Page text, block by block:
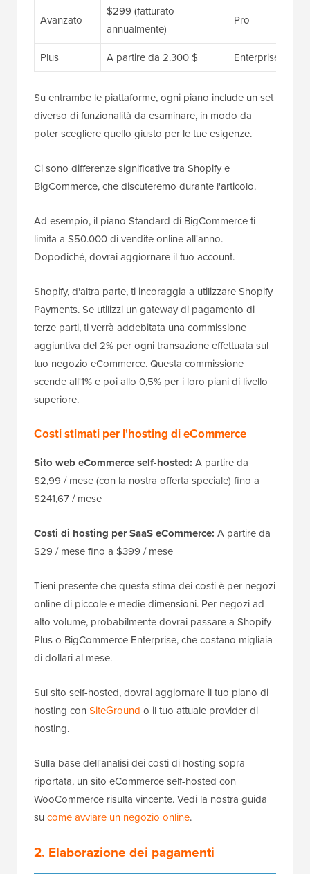
Avanzato
$299 (fatturato
annualmente)
Pro
Plus A partire da 2.300 $ Enterprise
Su entrambe le piattaforme, ogni piano include un set
diverso di funzionalità da esaminare, in modo da
poter scegliere quello giusto per le tue esigenze.
Ci sono differenze significative tra Shopify e
BigCommerce, che discuteremo durante l'articolo.
Ad esempio, il piano Standard di BigCommerce ti
limita a $50.000 di vendite online all'anno.
Dopodiché, dovrai aggiornare il tuo account.
Shopify, d'altra parte, ti incoraggia a utilizzare Shopify
Payments. Se utilizzi un gateway di pagamento di
terze parti, ti verrà addebitata una commissione
aggiuntiva del 2% per ogni transazione effettuata sul
tuo negozio eCommerce. Questa commissione
scende all'1% e poi allo 0,5% per i loro piani di livello
superiore.
Costi stimati per l'hosting di eCommerce
Sito web eCommerce self-hosted: A partire da
$2,99 / mese (con la nostra offerta speciale) fino a
$241,67 / mese
Costi di hosting per SaaS eCommerce: A partire da
$29 / mese fino a $399 / mese
Tieni presente che questa stima dei costi è per negozi
online di piccole e medie dimensioni. Per negozi ad
alto volume, probabilmente dovrai passare a Shopify
Plus o BigCommerce Enterprise, che costano migliaia
di dollari al mese.
Sul sito self-hosted, dovrai aggiornare il tuo piano di
hosting con SiteGround o il tuo attuale provider di
hosting.
Sulla base dell'analisi dei costi di hosting sopra
riportata, un sito eCommerce self-hosted con
WooCommerce risulta vincente. Vedi la nostra guida
su come avviare un negozio online.
2. Elaborazione dei pagamenti